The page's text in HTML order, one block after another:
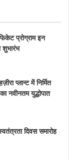
प्रोग्राम इन
शुभारंभ
प्लान्ट में निर्मित
नवीनतम युद्धोपात
दिवस समारोह